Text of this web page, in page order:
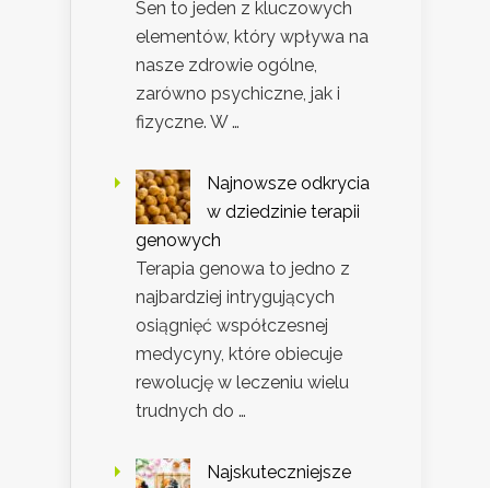
Sen to jeden z kluczowych
elementów, który wpływa na
nasze zdrowie ogólne,
zarówno psychiczne, jak i
fizyczne. W …
Najnowsze odkrycia
w dziedzinie terapii
genowych
Terapia genowa to jedno z
najbardziej intrygujących
osiągnięć współczesnej
medycyny, które obiecuje
rewolucję w leczeniu wielu
trudnych do …
Najskuteczniejsze